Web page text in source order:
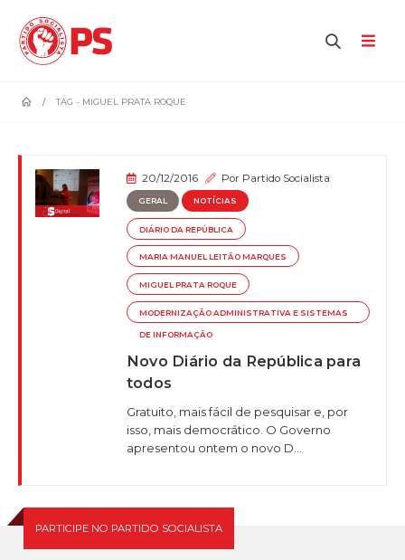
TAG - MIGUEL PRATA ROQUE
20/12/2016 Por Partido Socialista
GERAL NOTÍCIAS
DIÁRIO DA REPÚBLICA
MARIA MANUEL LEITÃO MARQUES
MIGUEL PRATA ROQUE
MODERNIZAÇÃO ADMINISTRATIVA E SISTEMAS
DE INFORMAÇÃO
Novo Diário da República para
todos
Gratuito, mais fácil de pesquisar e, por
isso, mais democrático. O Governo
apresentou ontem o novo D...
PARTICIPE NO PARTIDO SOCIALISTA